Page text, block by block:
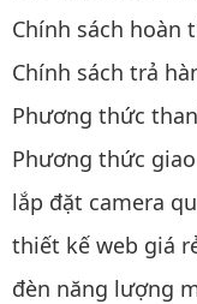
Chính sách hoàn
Chính sách trả
Phương thức
Phương thức
lắp đặt camera
thiết kế web giá
đèn năng lượng